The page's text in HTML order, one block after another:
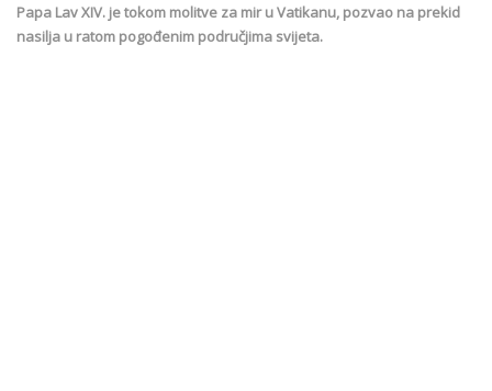
Papa Lav XIV. je tokom molitve za mir u Vatikanu, pozvao na prekid
nasilja u ratom pogođenim područjima svijeta.